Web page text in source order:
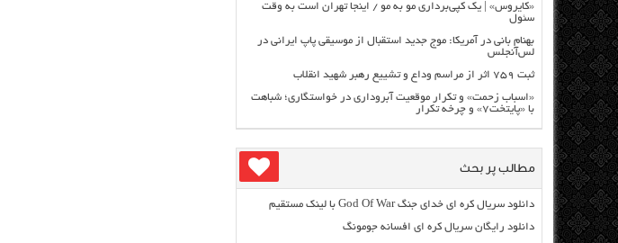
«کایروس» | یک کپی‌برداری مو به مو / اینجا تهران است به وقت
سئول
بهنام بانی در آمریکا: موج جدید استقبال از موسیقی پاپ ایرانی در
لس‌آنجلس
ثبت ۷۵۹ اثر از مراسم وداع و تشییع رهبر شهید انقلاب
«اسباب زحمت» و تکرار موقعیت آبروداری در خواستگاری؛ شباهت
با «پایتخت۷» و چرخه تکرار
مطالب پر بحث
دانلود سریال کره ای خدای جنگ God Of War با لینک مستقیم
دانلود رایگان سریال کره ای افسانه جومونگ